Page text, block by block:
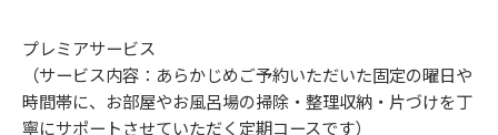
プレミアサービス
（サービス内容：あらかじめご予約いただいた固定の曜日や
時間帯に、お部屋やお風呂場の掃除・整理収納・片づけを丁
寧にサポートさせていただく定期コースです）